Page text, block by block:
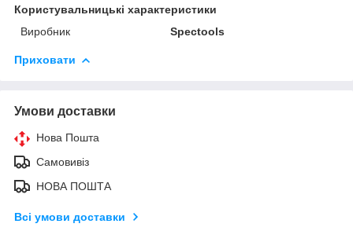
Користувальницькі характеристики
Виробник
Spectools
Приховати
Умови доставки
Нова Пошта
Самовивіз
НОВА ПОШТА
Всі умови доставки